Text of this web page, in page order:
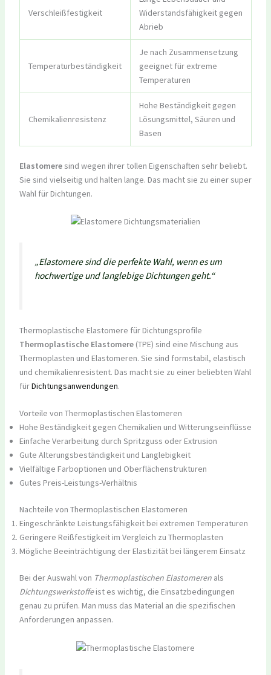
Verschleißfestigkeit
Widerstandsfähigkeit gegen
Abrieb
Temperaturbeständigkeit
Je nach Zusammensetzung
geeignet für extreme
Temperaturen
Chemikalienresistenz
Hohe Beständigkeit gegen
Lösungsmittel, Säuren und
Basen
Elastomeresind wegen ihrer tollen Eigenschaften sehr beliebt.
Sie sind vielseitig und halten lange. Das macht sie zu einer super
Wahl für Dichtungen.
„Elastomere sind die perfekte Wahl, wenn es um
hochwertige und langlebige Dichtungen geht.“
Thermoplastische Elastomere für Dichtungsprofile
Thermoplastische Elastomere(TPE) sind eine Mischung aus
Thermoplasten und Elastomeren. Sie sind formstabil, elastisch
und chemikalienresistent. Das macht sie zu einer beliebten Wahl
fürDichtungsanwendungen.
Vorteile von Thermoplastischen Elastomeren
Hohe Beständigkeit gegen Chemikalien und Witterungseinflüsse
Einfache Verarbeitung durch Spritzguss oder Extrusion
Gute Alterungsbeständigkeit und Langlebigkeit
Vielfältige Farboptionen und Oberflächenstrukturen
Gutes Preis-Leistungs-Verhältnis
Nachteile von Thermoplastischen Elastomeren
Eingeschränkte Leistungsfähigkeit bei extremen Temperaturen
Geringere Reißfestigkeit im Vergleich zu Thermoplasten
Mögliche Beeinträchtigung der Elastizität bei längerem Einsatz
Bei der Auswahl von Thermoplastischen Elastomerenals
Dichtungswerkstoffeist es wichtig, die Einsatzbedingungen
genau zu prüfen. Man muss das Material an die spezifischen
Anforderungen anpassen.